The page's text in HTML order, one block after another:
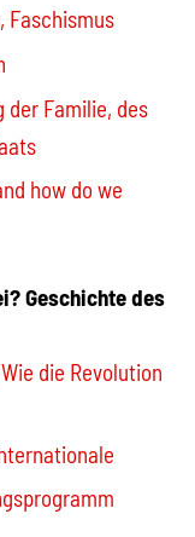
Faschismus
der Familie, des
how do we
Geschichte des
die Revolution